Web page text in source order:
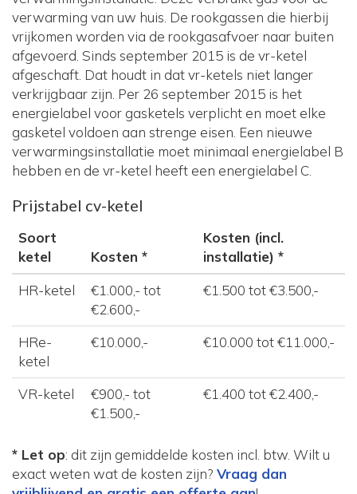
verwarming van uw huis. De rookgassen die hierbij
vrijkomen worden via de rookgasafvoer naar buiten
afgevoerd. Sinds september 2015 is de vr-ketel
afgeschaft. Dat houdt in dat vr-ketels niet langer
verkrijgbaar zijn. Per 26 september 2015 is het
energielabel voor gasketels verplicht en moet elke
gasketel voldoen aan strenge eisen. Een nieuwe
verwarmingsinstallatie moet minimaal energielabel B
hebben en de vr-ketel heeft een energielabel C.
Prijstabel cv-ketel
Soort
ketel
Kosten *
Kosten (incl.
installatie) *
HR-ketel
€1.000,- tot
€2.600,-
€1.500 tot €3.500,-
HRe-
ketel
€10.000,- €10.000 tot €11.000,-
VR-ketel
€900,- tot
€1.500,-
€1.400 tot €2.400,-
* Let op: dit zijn gemiddelde kosten incl. btw. Wilt u
exact weten wat de kosten zijn? Vraag dan